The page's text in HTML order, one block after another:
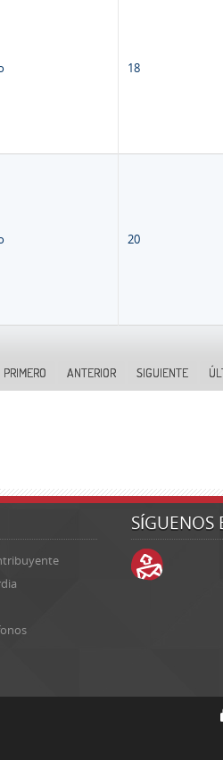
18
20
PRIMERO ANTERIOR SIGUIENTE
SÍGUENOS